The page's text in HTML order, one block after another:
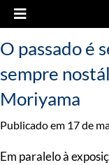
O passado é
sempre
Moriyama
Publicado em 17 de
Em paralelo à